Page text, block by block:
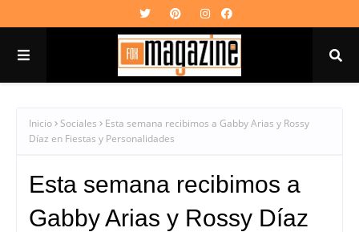
Inicio Sociales
Esta semana recibimos a Gabby Arias y Rossy
Díaz en Fiestas y Personalidades
Esta semana recibimos a
Gabby Arias y Rossy Díaz